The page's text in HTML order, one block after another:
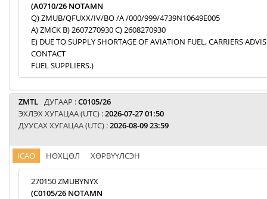
(A0710/26 NOTAMN
Q) ZMUB/QFUXX/IV/BO /A /000/999/4739N10649E005
A) ZMCK B) 2607270930 C) 2608270930
E) DUE TO SUPPLY SHORTAGE OF AVIATION FUEL, CARRIERS
CONTACT
FUEL SUPPLIERS.)
ZMTL ДУГААР :C0105/26
ЭХЛЭХ ХУГАЦАА (UTC) :2026-07-27 01:50
ДУУСАХ ХУГАЦАА (UTC) :2026-08-09 23:59
ICAO НӨХЦӨЛ ХӨРВҮҮЛСЭН
270150 ZMUBYNYX
(C0105/26 NOTAMN